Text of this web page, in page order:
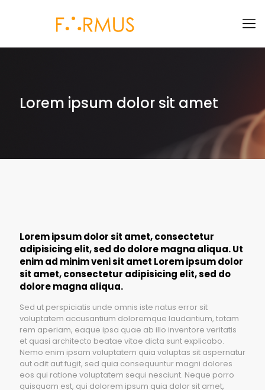
Lorem ipsum dolor sit amet
Lorem ipsum dolor sit amet, consectetur
adipisicing elit, sed do dolore magna aliqua. Ut
enim ad minim veni sit amet Lorem ipsum dolor
sit amet, consectetur adipisicing elit, sed do
dolore magna aliqua.
Sed ut perspiciatis unde omnis iste natus error sit
voluptatem accusantium doloremque laudantium, totam
rem aperiam, eaque ipsa quae ab illo inventore veritatis
et quasi architecto beatae vitae dicta sunt explicabo.
Nemo enim ipsam voluptatem quia voluptas sit aspernatur
aut odit aut fugit, sed quia consequuntur magni dolores
eos qui ratione voluptatem sequi nesciunt. Neque porro
quisquam est, qui dolorem ipsum quia dolor sit amet,